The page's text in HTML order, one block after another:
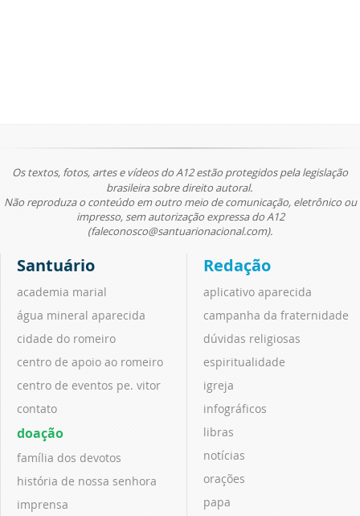
Os textos, fotos, artes e vídeos do A12 estão protegidos pela legislação
brasileira sobre direito autoral.
Não reproduza o conteúdo em outro meio de comunicação, eletrônico ou
impresso, sem autorização expressa do A12
(faleconosco@santuarionacional.com).
Santuário
academia marial
água mineral aparecida
cidade do romeiro
centro de apoio ao romeiro
centro de eventos pe. vitor
contato
doação
família dos devotos
história de nossa senhora
imprensa
Redação
aplicativo aparecida
campanha da fraternidade
dúvidas religiosas
espiritualidade
igreja
infográficos
libras
notícias
orações
papa